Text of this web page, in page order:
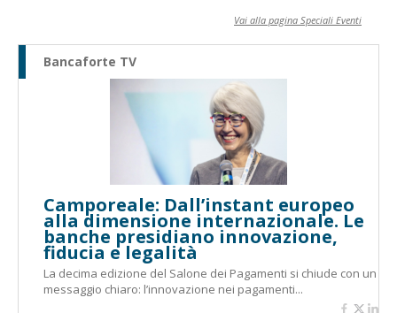
Vai alla pagina Speciali Eventi
Bancaforte TV
Camporeale: Dall’instant europeo
alla dimensione internazionale. Le
banche presidiano innovazione,
fiducia e legalità
La decima edizione del Salone dei Pagamenti si chiude con un
messaggio chiaro: l’innovazione nei pagamenti...